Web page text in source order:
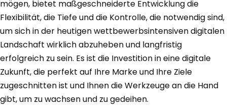
mögen, bietet maßgeschneiderte Entwicklung die
Flexibilität, die Tiefe und die Kontrolle, die notwendig sind,
um sich in der heutigen wettbewerbsintensiven digitalen
Landschaft wirklich abzuheben und langfristig
erfolgreich zu sein. Es ist die Investition in eine digitale
Zukunft, die perfekt auf Ihre Marke und Ihre Ziele
zugeschnitten ist und Ihnen die Werkzeuge an die Hand
gibt, um zu wachsen und zu gedeihen.